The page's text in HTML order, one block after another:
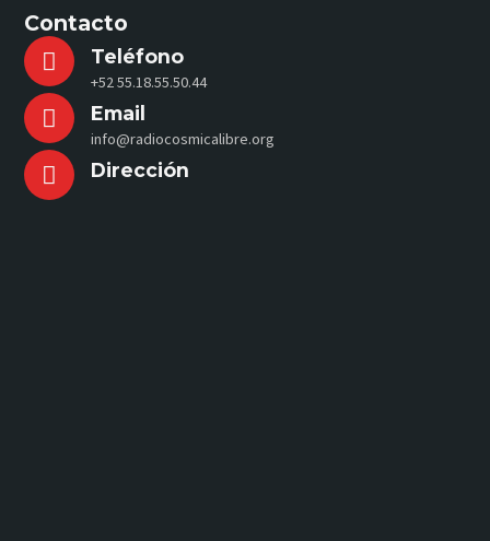
Contacto
Teléfono
+52 55.18.55.50.44
Email
info@radiocosmicalibre.org
Dirección